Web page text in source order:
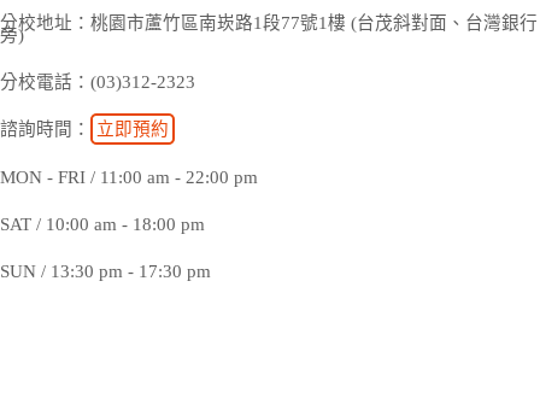
分校地址：桃園市蘆竹區南崁路1段77號1樓 (台茂斜對面、台灣銀行
旁)
分校電話：(03)312-2323
諮詢時間： 立即預約
MON - FRI / 11:00 am - 22:00 pm
SAT / 10:00 am - 18:00 pm
SUN / 13:30 pm - 17:30 pm